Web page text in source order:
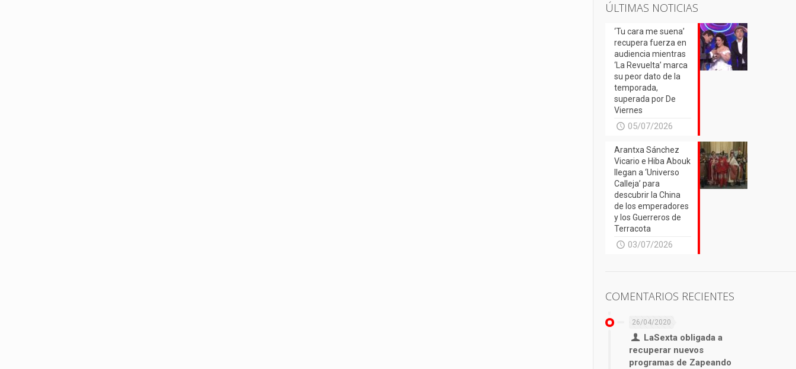
ÚLTIMAS NOTICIAS
‘Tu cara me suena’
recupera fuerza en
audiencia mientras
‘La Revuelta’ marca
su peor dato de la
temporada,
superada por De
Viernes
05/07/2026
Arantxa Sánchez
Vicario e Hiba Abouk
llegan a ‘Universo
Calleja’ para
descubrir la China
de los emperadores
y los Guerreros de
Terracota
03/07/2026
COMENTARIOS RECIENTES
26/04/2020
LaSexta obligada a
recuperar nuevos
programas de Zapeando